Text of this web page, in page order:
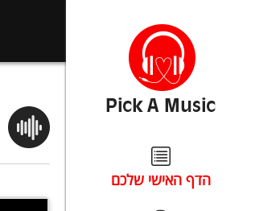
הדף האישי שלכם